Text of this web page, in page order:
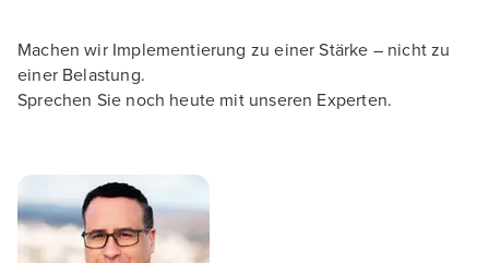
Machen wir Implementierung zu einer Stärke – nicht zu
einer Belastung.
Sprechen Sie noch heute mit unseren Experten.